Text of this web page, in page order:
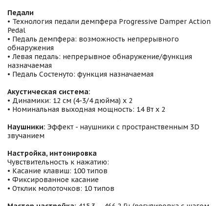
Педали
• Технология педали демпфера Progressive Damper Action
Pedal
• Педаль демпфера: возможность непрерывного
обнаружения
• Левая педаль: непрерывное обнаружение/функция
назначаемая
• Педаль Состенуто: функция назначаемая
Акустическая система:
• Динамики: 12 см (4-3/4 дюйма) x 2
• Номинальная выходная мощность: 14 Вт x 2
Наушники: Эффект - наушники с пространственным 3D
звучанием
Настройка, интонировка
Чувствительность к нажатию:
• Касание клавиш: 100 типов
• Фиксированное касание
• Отклик молоточков: 10 типов